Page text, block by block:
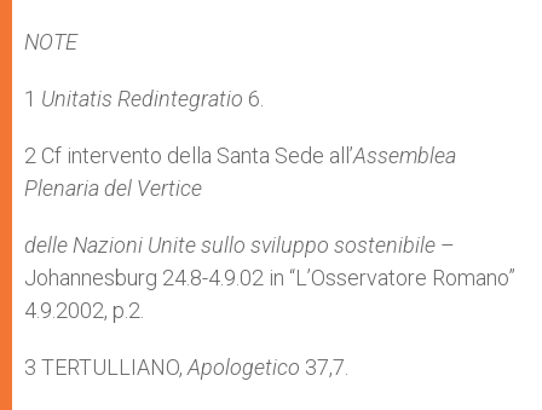
NOTE
1 Unitatis Redintegratio 6.
2 Cf intervento della Santa Sede all’Assemblea
Plenaria del Vertice
delle Nazioni Unite sullo sviluppo sostenibile –
Johannesburg 24.8-4.9.02 in “L’Osservatore Romano”
4.9.2002, p.2.
3 TERTULLIANO, Apologetico 37,7.